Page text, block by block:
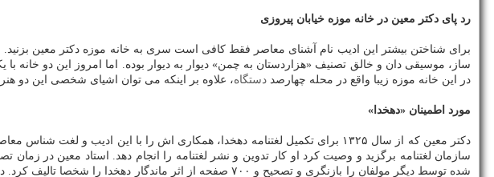
رد پای دکتر معین در خانه موزه خیابان پیروزی
برای شناختن بیشتر این ادیب نام آشنای معاصر فقط کافی است سری به خانه موزه دکتر معین بزنید.
ساز، موسیقی دان و خالق تصنیف «هزاردستان به چمن» دیوار به دیوار بوده. اما امروز این دو
در این خانه موزه زیبا واقع در محله چهارصد دستگاه، علاوه بر اینکه می توان اشیای شخصی این دو
مورد اطمینان «دهخدا»
دکتر معین که از سال ۱۳۲۵ برای تکمیل لغتنامه دهخدا، همکاری اش را با این
شده توسط دیگر مولفان را بازنگری و تصحیح و ۷۰۰ صفحه از اثر ماندگار دهخدا را شخصا تالیف کرد. در سال ۱۳۳۸ نیز وصیت نامه ای از «نیمایوشیج» پدر